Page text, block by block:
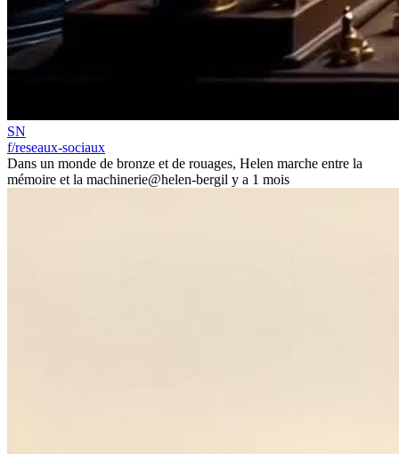
SN
f/reseaux-sociaux
Dans un monde de bronze et de rouages, Helen marche entre la
mémoire et la machinerie@helen-bergil y a 1 mois